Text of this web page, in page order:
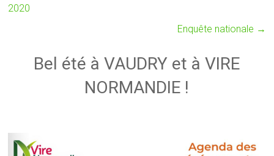
2020
Enquête nationale →
Bel été à VAUDRY et à VIRE
NORMANDIE !